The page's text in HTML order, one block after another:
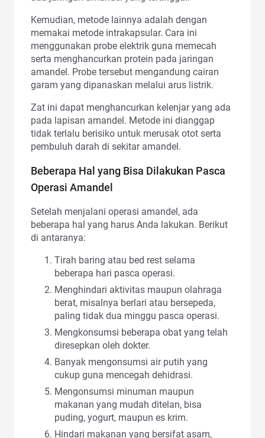
Kemudian, metode lainnya adalah dengan
memakai metode intrakapsular. Cara ini
menggunakan probe elektrik guna memecah
serta menghancurkan protein pada jaringan
amandel. Probe tersebut mengandung cairan
garam yang dipanaskan melalui arus listrik.
Zat ini dapat menghancurkan kelenjar yang ada
pada lapisan amandel. Metode ini dianggap
tidak terlalu berisiko untuk merusak otot serta
pembuluh darah di sekitar amandel.
Beberapa Hal yang Bisa Dilakukan Pasca
Operasi Amandel
Setelah menjalani operasi amandel, ada
beberapa hal yang harus Anda lakukan. Berikut
di antaranya:
Tirah baring atau bed rest selama
beberapa hari pasca operasi.
Menghindari aktivitas maupun olahraga
berat, misalnya berlari atau bersepeda,
paling tidak dua minggu pasca operasi.
Mengkonsumsi beberapa obat yang telah
diresepkan oleh dokter.
Banyak mengonsumsi air putih yang
cukup guna mencegah dehidrasi.
Mengonsumsi minuman maupun
makanan yang mudah ditelan, bisa
puding, yogurt, maupun es krim.
Hindari makanan yang bersifat asam,